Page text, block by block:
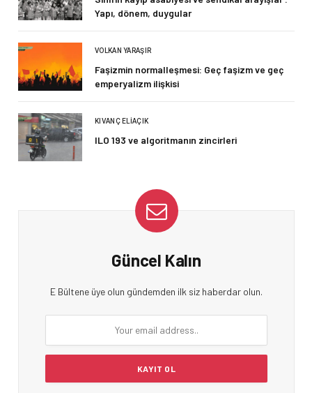
Yapı, dönem, duygular
VOLKAN YARAŞIR
Faşizmin normalleşmesi: Geç faşizm ve geç
emperyalizm ilişkisi
KIVANÇ ELIAÇIK
ILO 193 ve algoritmanın zincirleri
Güncel Kalın
E Bültene üye olun gündemden ilk siz haberdar olun.